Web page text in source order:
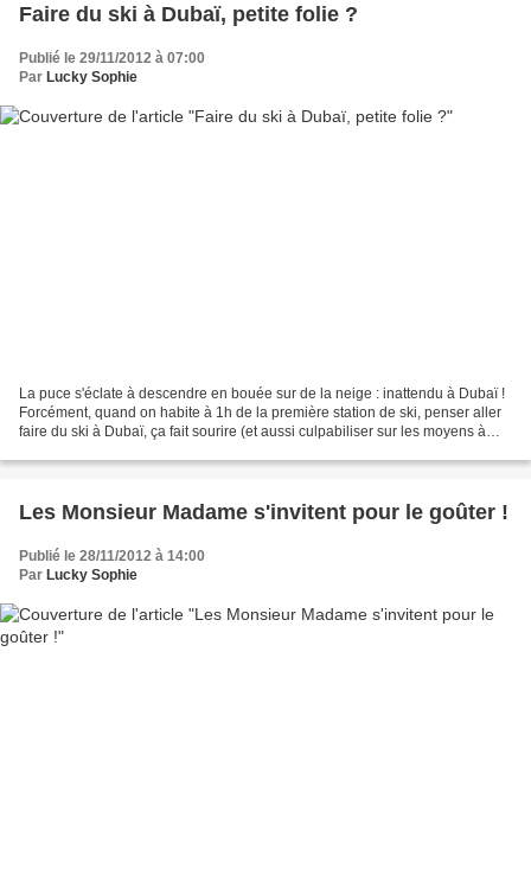
Faire du ski à Dubaï, petite folie ?
Publié le 29/11/2012 à 07:00
Par Lucky Sophie
La puce s'éclate à descendre en bouée sur de la neige : inattendu à Dubaï !
Forcément, quand on habite à 1h de la première station de ski, penser aller
faire du ski à Dubaï, ça fait sourire (et aussi culpabiliser sur les moyens à
Les Monsieur Madame s'invitent pour le goûter !
Publié le 28/11/2012 à 14:00
Par Lucky Sophie